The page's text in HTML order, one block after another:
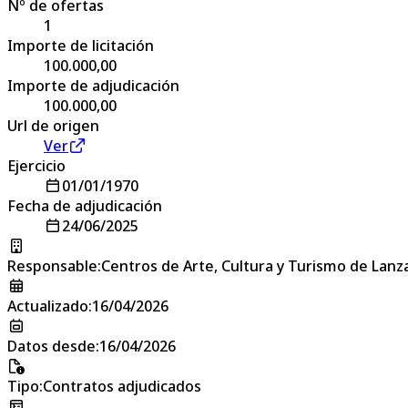
Nº de ofertas
1
Importe de licitación
100.000,00
Importe de adjudicación
100.000,00
Url de origen
Ver
Ejercicio
01/01/1970
Fecha de adjudicación
24/06/2025
Responsable:Centros de Arte, Cultura y Turismo de
Actualizado:16/04/2026
Datos desde:16/04/2026
Tipo:Contratos adjudicados